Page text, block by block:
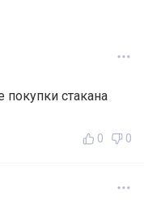
покупки стакана
0 0